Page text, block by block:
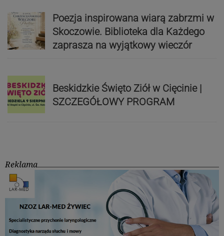
Poezja inspirowana wiarą zabrzmi w
Skoczowie. Biblioteka dla Każdego
zaprasza na wyjątkowy wieczór
Beskidzkie Święto Ziół w Cięcinie |
SZCZEGÓŁOWY PROGRAM
Reklama